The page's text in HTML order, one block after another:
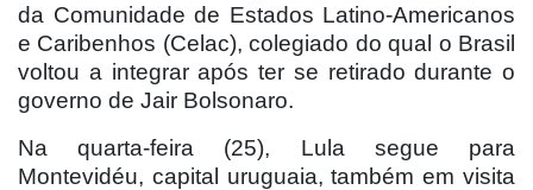
da Comunidade de Estados Latino-Americanos
e Caribenhos (Celac), colegiado do qual o Brasil
voltou a integrar após ter se retirado durante o
governo de Jair Bolsonaro.
Na quarta-feira (25), Lula segue para
Montevidéu, capital uruguaia, também em visita